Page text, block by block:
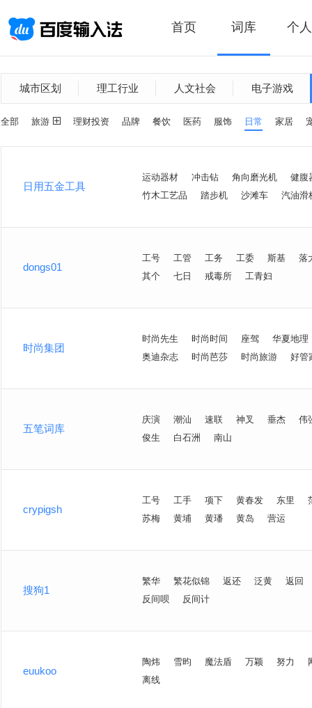
首页 词库 个
城市区划 理工行业 人文社会 电子游戏
全部 旅游 理财投资 品牌 餐饮 医药 服饰 日常 家居
日用五金工具
运动器材 冲击钻 角向磨光机
健腹
竹木工艺品
踏步机 沙滩车 汽油滑
dongs01
工号 工管 工务 工委 斯基
落
其个
七日 戒毒所 工青妇
时尚集团
时尚先生 时尚时间 座驾
华夏地理
奥迪杂志
时尚芭莎 时尚旅游 好管
五笔词库
庆演 潮汕 速联 神叉 垂杰
伟
俊生
白石洲 南山
crypigsh
工号 工手 项下 黄春发 东里
苏梅
黄埔 黄璠 黄岛 营运
搜狗1
繁华 繁花似锦 返还 泛黄
返回
反间呗
反间计
euukoo
陶炜 雪昀 魔法盾 万颖 努力
离线